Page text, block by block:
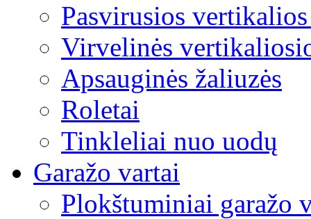
Pasvirusios
Virvelinės
Apsauginės žaliuzės
Roletai
Tinkleliai nuo uodų
Garažo vartai
Plokštuminiai garažo